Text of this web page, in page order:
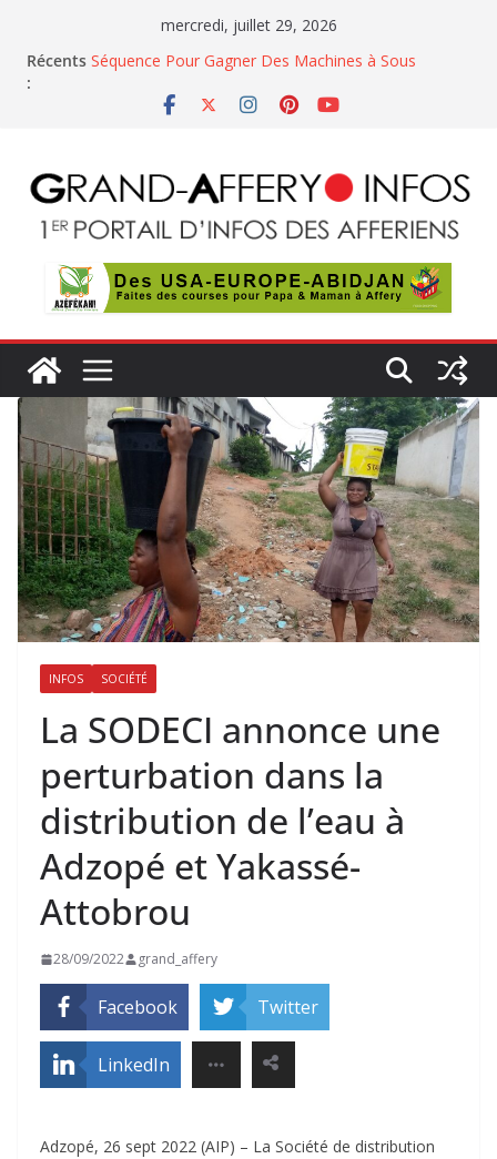
contenu
mercredi, juillet 29, 2026
Récents
:
Séquence Pour Gagner Des Machines à Sous
En Côte d’Ivoire, le trafic de gaz butane et son
florissante à double tranchant pour le pays
Casino Belge Gratuits
INFOS SOCIÉTÉ
La SODECI annonce une
perturbation dans la
distribution de l’eau à
Adzopé et Yakassé-
Attobrou
28/09/2022 grand_affery
Facebook Twitter
LinkedIn
Adzopé, 26 sept 2022 (AIP) – La Société de distribution